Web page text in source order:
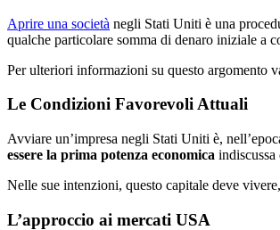
Aprire una società negli Stati Uniti è una
qualche particolare somma di denaro iniziale a
Per ulteriori informazioni su questo argomento
Le Condizioni Favorevoli Attuali
Avviare un’impresa negli Stati Uniti è,
essere la prima potenza economica
Nelle sue intenzioni, questo capitale deve
L’approccio ai mercati USA